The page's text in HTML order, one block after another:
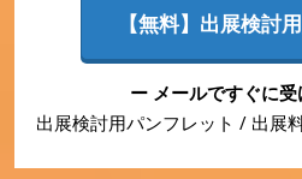
【無料】出展検討
ー メールですぐに
出展検討用パンフレット / 出展